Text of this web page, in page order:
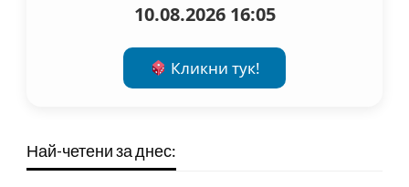
10.08.2026 16:05
Кликни тук!
Най-четени за днес: